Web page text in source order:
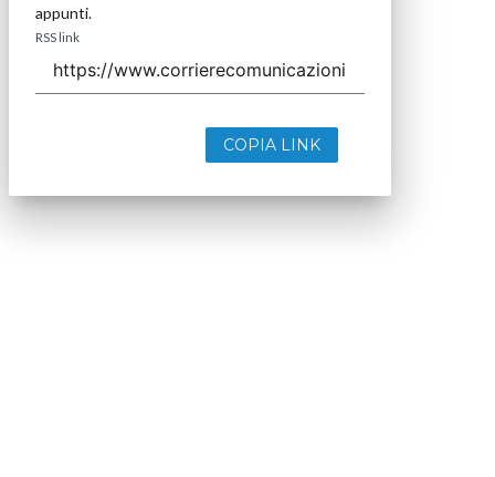
appunti.
RSS link
COPIA LINK